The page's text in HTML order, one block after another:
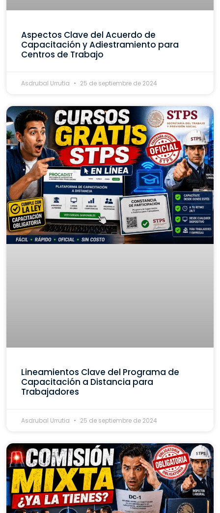
Aspectos Clave del Acuerdo de
Capacitación y Adiestramiento para
Centros de Trabajo
Asdrubal Urrutia 25 de septiembre de 2024
Lineamientos Clave del Programa de
Capacitación a Distancia para
Trabajadores
Asdrubal Urrutia 25 de septiembre de 2024